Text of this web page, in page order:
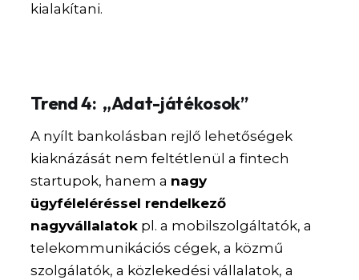
kialakítani.
Trend 4: „Adat-játékosok”
A nyílt bankolásban rejlő lehetőségek
kiaknázását nem feltétlenül a fintech
startupok, hanem a nagy
ügyféleléréssel rendelkező
nagyvállalatok pl. a mobilszolgáltatók, a
telekommunikációs cégek, a közmű
szolgálatók, a közlekedési vállalatok, a